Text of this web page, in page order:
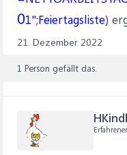
01";Feiertagsliste)
21. Dezember 2022
1 Person gefällt das.